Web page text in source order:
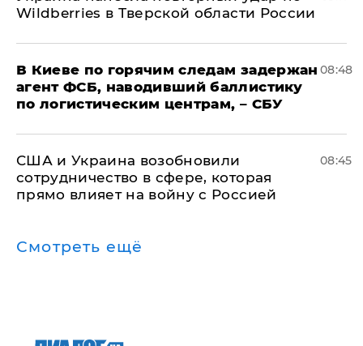
Wildberries в Тверской области России
В Киеве по горячим следам задержан
агент ФСБ, наводивший баллистику
по логистическим центрам, – СБУ
08:48
США и Украина возобновили
сотрудничество в сфере, которая
прямо влияет на войну с Россией
08:45
Смотреть ещё